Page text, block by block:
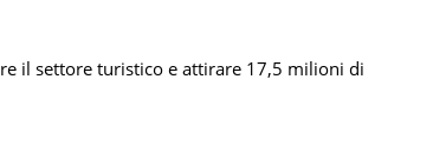
il settore turistico e attirare 17,5 milioni di